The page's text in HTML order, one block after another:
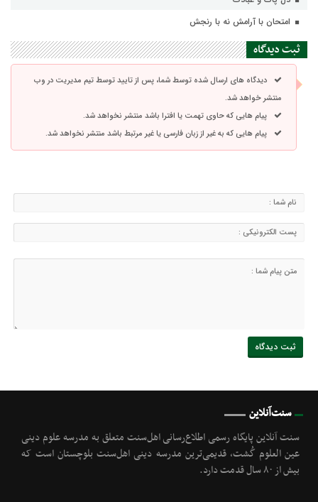
امتحان با آرامش نه با رنجش
ثبت دیدگاه
دیدگاه های ارسال شده توسط شما، پس از تایید توسط تیم مدیریت در وب
منتشر خواهد شد.
پیام هایی که حاوی تهمت یا افترا باشد منتشر نخواهد شد.
پیام هایی که به غیر از زبان فارسی یا غیر مرتبط باشد منتشر نخواهد شد.
سنت‌آنلاین
سنت آنلاین پایگاه رسمی اطلاع‌رسانی اهل‌سنت متعلق به مدرسه علوم دینی
عین العلوم گُشت, قدیمی‌ترین مدرسه دینی اهل‌سنت بلوچستان است که
بیش از ۸۰ سال قدمت دارد.